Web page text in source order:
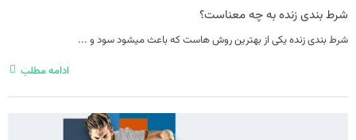
شرط بندی زنده به چه معناست؟
شرط بندی زنده یکی از بهترین روش هاست که باعث میشود سود و ...
ادامه مطلب